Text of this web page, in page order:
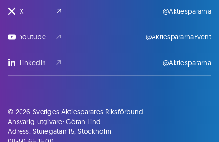
X @Aktiespararna
Youtube @AktiespararnaEvent
LinkedIn @Aktiespararna
© 2026 Sveriges Aktiesparares Riksförbund
Ansvarig utgivare: Göran Lind
Adress: Sturegatan 15, Stockholm